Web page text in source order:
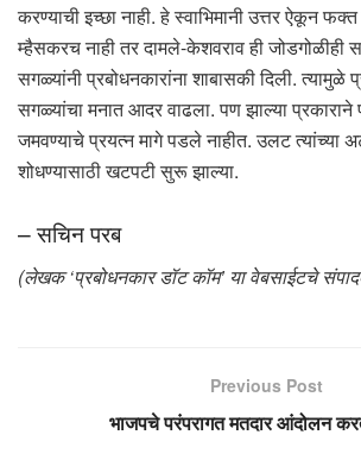
करण्याची इच्छा नाही. हे स्वाभिमानी उत्तर ऐकून
म्हैसकरच नाही तर दामले-केशवराव ही जोडगोळीही
सगळ्यांनी प्रबोधनकारांना शाबासकी दिली. त्यामुळे
सगळ्यांचा मनात आदर वाढला. पण झाल्या प्रकाराने
जमवण्याचे प्रयत्न मागे पडले नाहीत. उलट त्यांच्या
शोधण्यासाठी खटपटी सुरू झाल्या.
– सचिन परब
(लेखक ‘प्रबोधनकार डॉट कॉम’ या वेबसाईटचे
Previous Post
भाजपचे परंपरागत मतदार आंदोलन